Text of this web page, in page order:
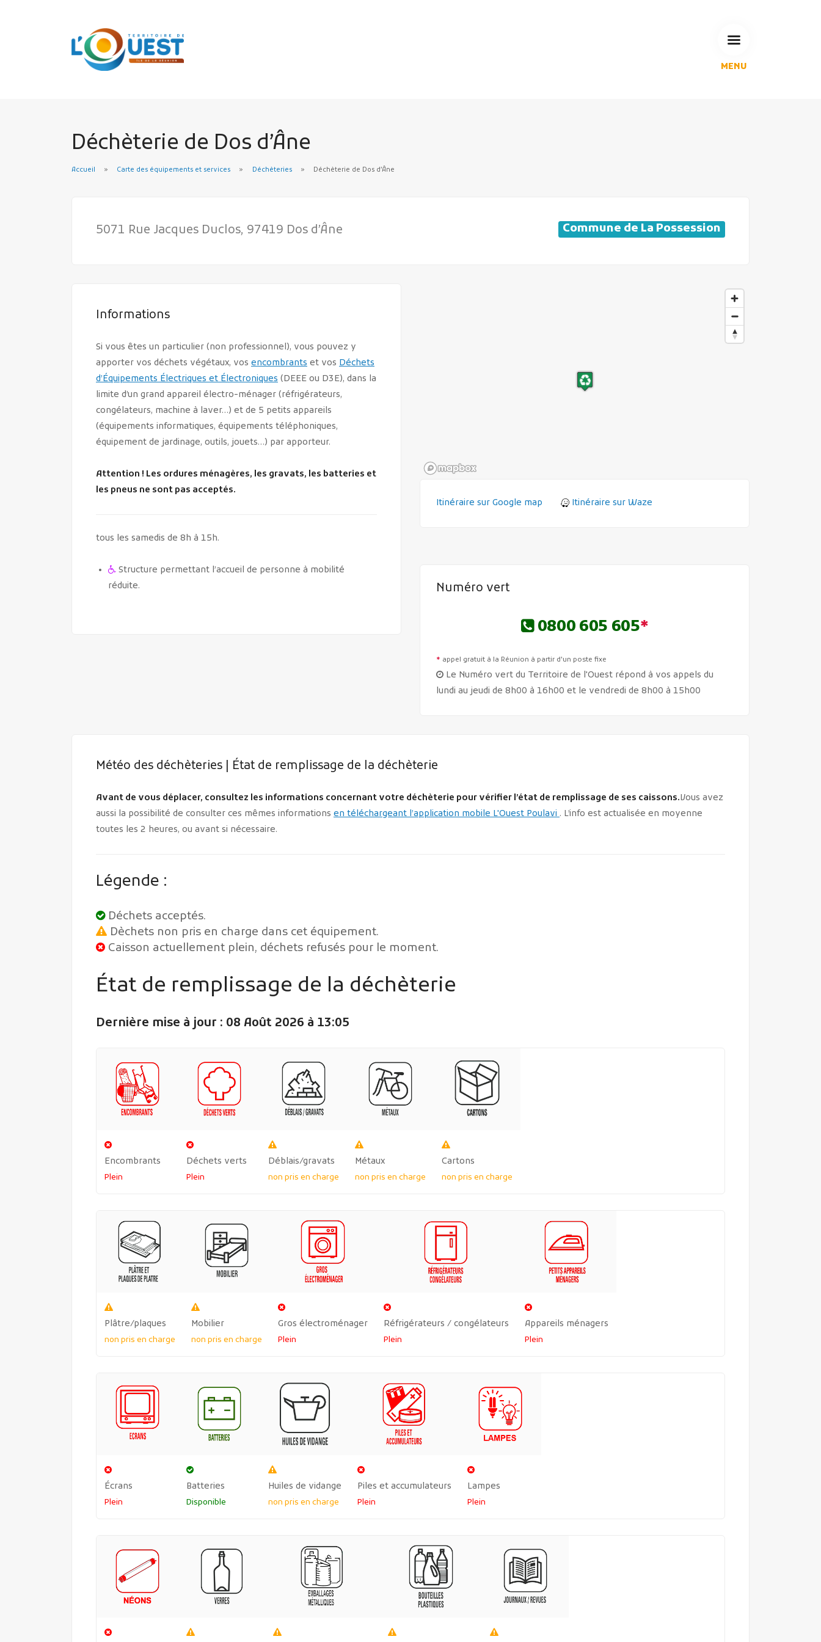
MENU
MES DÉMARCHES
Déchèterie de Dos d’Âne
Accueil Carte des équipements et services Déchèteries Déchèterie de Dos d’Âne
5071 Rue Jacques Duclos, 97419 Dos d’Âne Commune de La Possession
Informations
Si vous êtes un particulier (non professionnel), vous pouvez y
apporter vos déchets végétaux, vos encombrants et vos Déchets
d’Équipements Électriques et Électroniques (DEEE ou D3E), dans la
limite d’un grand appareil électro-ménager (réfrigérateurs,
congélateurs, machine à laver…) et de 5 petits appareils
(équipements informatiques, équipements téléphoniques,
équipement de jardinage, outils, jouets…) par apporteur.
Attention ! Les ordures ménagères, les gravats, les batteries et
les pneus ne sont pas acceptés.
tous les samedis de 8h à 15h.
Structure permettant l’accueil de personne à mobilité
réduite.
Itinéraire sur Google map Itinéraire sur Waze
Numéro vert
0800 605 605*
* appel gratuit à la Réunion à partir d'un poste fixe
Le Numéro vert du Territoire de l'Ouest répond à vos appels du
lundi au jeudi de 8h00 à 16h00 et le vendredi de 8h00 à 15h00
Météo des déchèteries | État de remplissage de la déchèterie
Avant de vous déplacer, consultez les informations concernant votre déchèterie pour vérifier l’état de remplissage de ses caissons.Vous avez
aussi la possibilité de consulter ces mêmes informations en téléchargeant l’application mobile L'Ouest Poulavi . L’info est actualisée en moyenne
toutes les 2 heures, ou avant si nécessaire.
Légende :
Déchets acceptés.
Dèchets non pris en charge dans cet équipement.
Caisson actuellement plein, déchets refusés pour le moment.
État de remplissage de la déchèterie
Dernière mise à jour : 08 Août 2026 à 13:05
Encombrants
Plein
Déchets verts
Plein
Déblais/gravats
non pris en charge
Métaux
non pris en charge
Cartons
non pris en charge
Plâtre/plaques
non pris en charge
Mobilier
non pris en charge
Gros électroménager
Plein
Réfrigérateurs / congélateurs
Plein
Appareils ménagers
Plein
Écrans
Plein
Batteries
Disponible
Huiles de vidange
non pris en charge
Piles et accumulateurs
Plein
Lampes
Plein